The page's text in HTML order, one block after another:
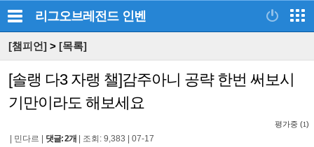
리그오브레전드 인벤
[챔피언] > [목록]
[솔랭 다3 자랭 챌]감주아니 공략 한번 써보시
기만이라도 해보세요
평가중 (1)
민다르 댓글: 2개 조회: 9,383 07-17